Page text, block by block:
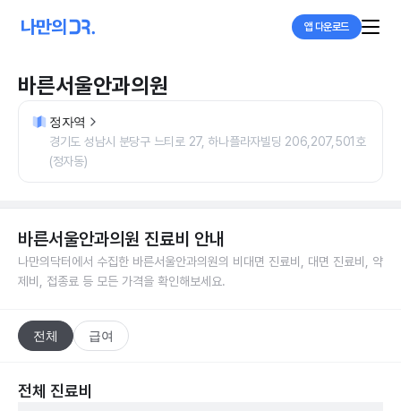
앱 다운로드
바른서울안과의원
정자역
경기도 성남시 분당구 느티로 27, 하나플라자빌딩 206,207,501호
(정자동)
바른서울안과의원 진료비 안내
나만의닥터에서 수집한 바른서울안과의원의 비대면 진료비, 대면 진료비, 약
제비, 접종료 등 모든 가격을 확인해보세요.
전체 급여
전체 진료비